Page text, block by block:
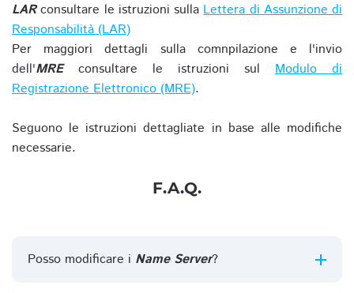
LARconsultare le istruzioni sullaLettera di Assunzione di
Responsabilità (LAR)
Per maggiori dettagli sulla comnpilazione e l'invio
dell'MREconsultare le istruzioni sul Modulo di
Registrazione Elettronico (MRE).
Seguono le istruzioni dettagliate in base alle modifiche
necessarie.
F.A.Q.
Posso modificare i Name Server?